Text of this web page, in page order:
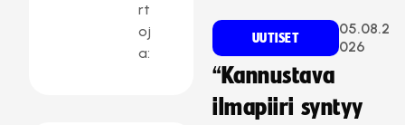
rt
oj
a:
UUTISET
05.08.2
026
“Kannustava
ilmapiiri syntyy